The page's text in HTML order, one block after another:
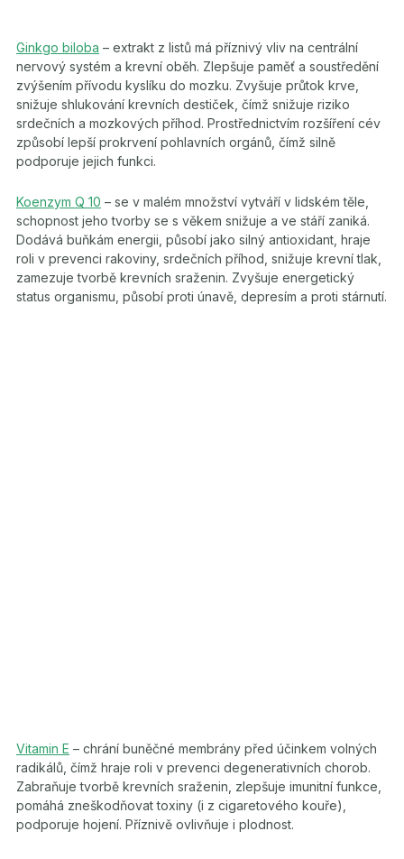
Ginkgo biloba – extrakt z listů má příznivý vliv na centrální
nervový systém a krevní oběh. Zlepšuje paměť a soustředění
zvýšením přívodu kyslíku do mozku. Zvyšuje průtok krve,
snižuje shlukování krevních destiček, čímž snižuje riziko
srdečních a mozkových příhod. Prostřednictvím rozšíření cév
způsobí lepší prokrvení pohlavních orgánů, čímž silně
podporuje jejich funkci.
Koenzym Q 10 – se v malém množství vytváří v lidském těle,
schopnost jeho tvorby se s věkem snižuje a ve stáří zaniká.
Dodává buňkám energii, působí jako silný antioxidant, hraje
roli v prevenci rakoviny, srdečních příhod, snižuje krevní tlak,
zamezuje tvorbě krevních sraženin. Zvyšuje energetický
status organismu, působí proti únavě, depresím a proti stárnutí.
Vitamin E – chrání buněčné membrány před účinkem volných
radikálů, čímž hraje roli v prevenci degenerativních chorob.
Zabraňuje tvorbě krevních sraženin, zlepšuje imunitní funkce,
pomáhá zneškodňovat toxiny (i z cigaretového kouře),
podporuje hojení. Příznivě ovlivňuje i plodnost.